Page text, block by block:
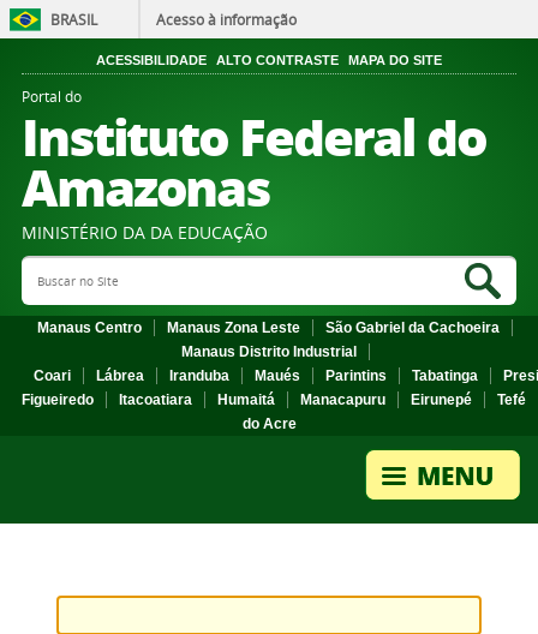
BRASIL Acesso à informação
ACESSIBILIDADE ALTO CONTRASTE MAPA DO SITE
Portal do
Instituto Federal do
Amazonas
MINISTÉRIO DA DA EDUCAÇÃO
Search Site
Manaus Centro Manaus Zona Leste
São Gabriel da Cachoeira
Manaus Distrito Industrial
Coari
Lábrea Iranduba Maués Parintins Tabatinga
Figueiredo
Itacoatiara Humaitá Manacapuru Eirunepé
Tefé
do Acre